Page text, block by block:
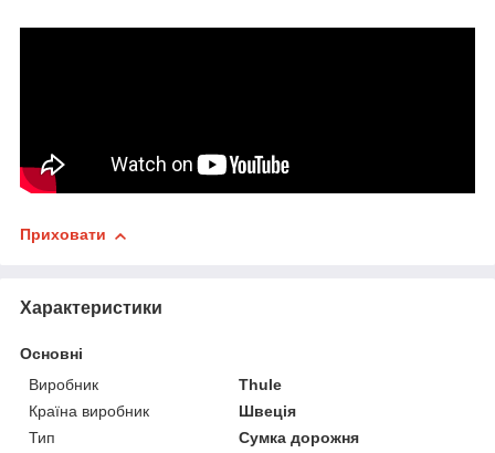
Приховати
Характеристики
Основні
Виробник
Thule
Країна виробник
Швеція
Тип
Сумка дорожня